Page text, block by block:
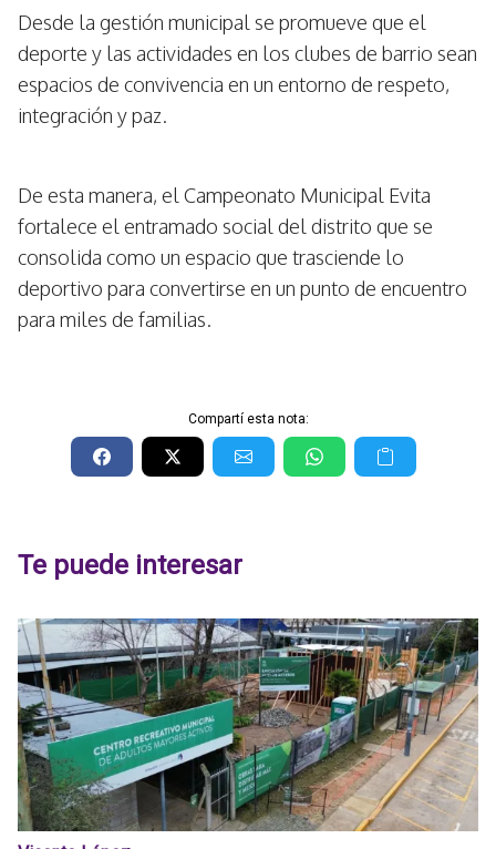
Desde la gestión municipal se promueve que el
deporte y las actividades en los clubes de barrio sean
espacios de convivencia en un entorno de respeto,
integración y paz.
De esta manera, el Campeonato Municipal Evita
fortalece el entramado social del distrito que se
consolida como un espacio que trasciende lo
deportivo para convertirse en un punto de encuentro
para miles de familias.
Compartí esta nota:
Te puede interesar